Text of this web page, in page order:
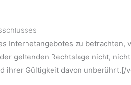
Internetangebotes zu
geltenden Rechtslage nicht,
ihrer Gültigkeit davon unberührt.[/